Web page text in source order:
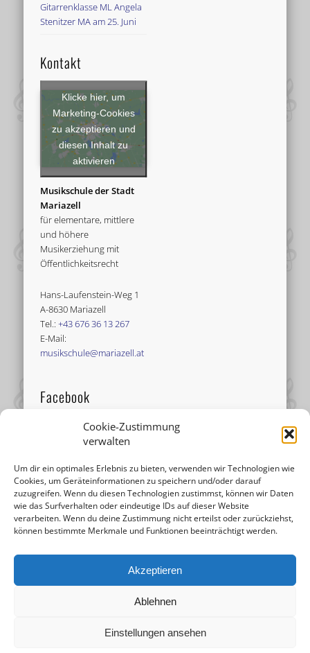
Cookie-Zustimmung
verwalten
Um dir ein optimales Erlebnis zu bieten, verwenden wir Technologien wie
Cookies, um Geräteinformationen zu speichern und/oder darauf
zuzugreifen. Wenn du diesen Technologien zustimmst, können wir Daten
wie das Surfverhalten oder eindeutige IDs auf dieser Website
verarbeiten. Wenn du deine Zustimmung nicht erteilst oder zurückziehst,
können bestimmte Merkmale und Funktionen beeinträchtigt werden.
Akzeptieren
Ablehnen
Einstellungen ansehen
Gitarrenklasse ML Angela
Stenitzer MA am 25. Juni
Kontakt
Klicke hier, um
Marketing-Cookies
zu akzeptieren und
diesen Inhalt zu
aktivieren
Musikschule der Stadt
Mariazell
für elementare, mittlere
und höhere
Musikerziehung mit
Öffentlichkeitsrecht
Hans-Laufenstein-Weg 1
A-8630 Mariazell
Tel.:+43 676 36 13 267
E-Mail:
musikschule@mariazell.at
Facebook